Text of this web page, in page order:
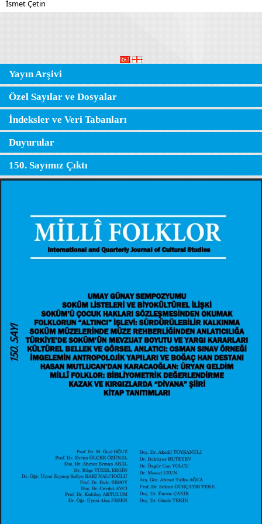
İsmet Çetin
Yayın Arşivi
Özel Sayılar ve Dosyalar
İndeksler ve Veri Tabanları
Duyurular
150. Sayımız Çıktı